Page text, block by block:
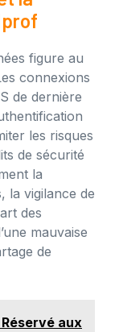
figure au
connexions
de dernière
les risques
de sécurité
la
la vigilance de
des
mauvaise
de
aux